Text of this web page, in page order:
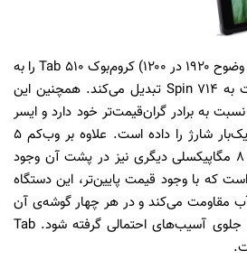
صفحه‌نمایش ۱۰٫۱ اینچی (با وضوح ۱۹۲۰ در ۱۲۰۰) کروم‌بوک Tab 510 را به
دستگاهی قابل‌‌حمل‌تر نسبت به Spin 714 تبدیل می‌کند. همچنین این
به برادر گرا‌ن‌قیمت‌تر خود دارد و ایسر
وعده ۱۱ ساعت کار تنها با یک‌بار شارژ را داده است. علاوه بر وب‌کم ۵
مگاپیکسلی جلویی، دوربین ۸ مگاپیکسلی دیگری نیز در پشت آن وجود
که با وجود قیمت پایین‌تر، این دستگاه
آب مقاومت می‌کند و در هر چهار گوشه‌ی آن
از ضربه‌گیر استفاده شده تا جلوی آسیب‌های احتمالی گرفته شود. Tab